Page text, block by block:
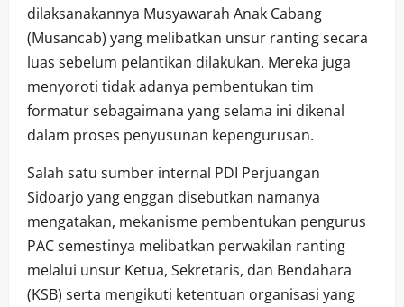
dilaksanakannya Musyawarah Anak Cabang
(Musancab) yang melibatkan unsur ranting secara
luas sebelum pelantikan dilakukan. Mereka juga
menyoroti tidak adanya pembentukan tim
formatur sebagaimana yang selama ini dikenal
dalam proses penyusunan kepengurusan.
Salah satu sumber internal PDI Perjuangan
Sidoarjo yang enggan disebutkan namanya
mengatakan, mekanisme pembentukan pengurus
PAC semestinya melibatkan perwakilan ranting
melalui unsur Ketua, Sekretaris, dan Bendahara
(KSB) serta mengikuti ketentuan organisasi yang